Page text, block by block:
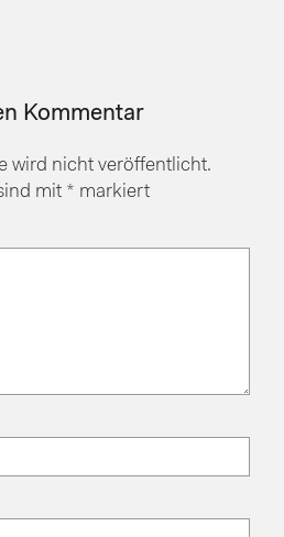
Kommentar
wird nicht veröffentlicht.
mit * markiert